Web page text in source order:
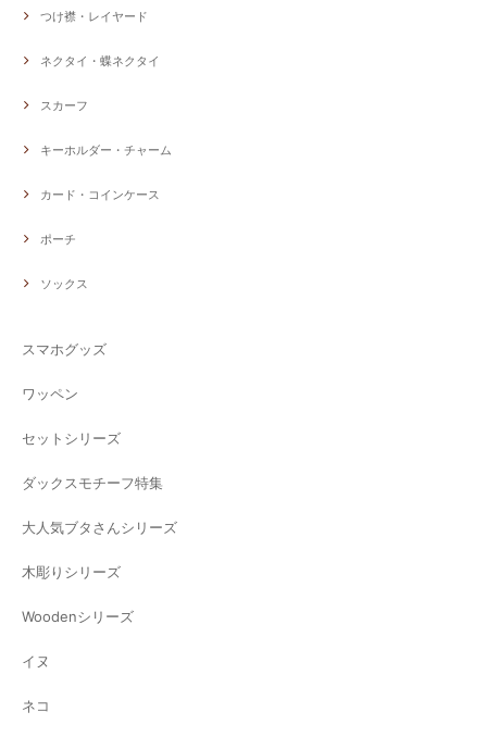
つけ襟・レイヤード
ネクタイ・蝶ネクタイ
スカーフ
キーホルダー・チャーム
カード・コインケース
ポーチ
ソックス
スマホグッズ
ワッペン
セットシリーズ
ダックスモチーフ特集
大人気ブタさんシリーズ
木彫りシリーズ
Woodenシリーズ
イヌ
ネコ